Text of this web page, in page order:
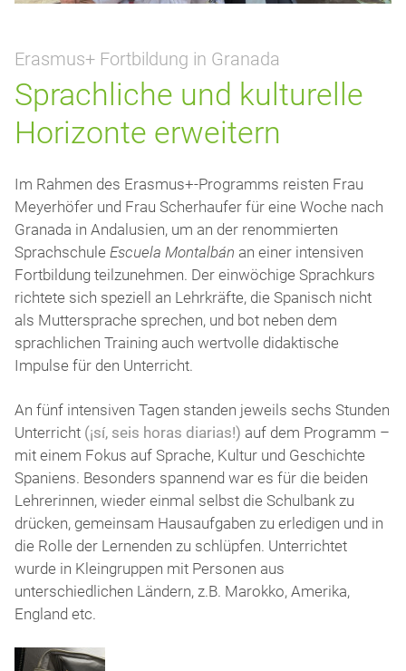
Erasmus+ Fortbildung in Granada
Sprachliche und kulturelle
Horizonte erweitern
Im Rahmen des Erasmus+-Programms reisten Frau
Meyerhöfer und Frau Scherhaufer für eine Woche nach
Granada in Andalusien, um an der renommierten
Sprachschule Escuela Montalbán an einer intensiven
Fortbildung teilzunehmen. Der einwöchige Sprachkurs
richtete sich speziell an Lehrkräfte, die Spanisch nicht
als Muttersprache sprechen, und bot neben dem
sprachlichen Training auch wertvolle didaktische
Impulse für den Unterricht.
An fünf intensiven Tagen standen jeweils sechs Stunden
Unterricht (¡sí, seis horas diarias!) auf dem Programm –
mit einem Fokus auf Sprache, Kultur und Geschichte
Spaniens. Besonders spannend war es für die beiden
Lehrerinnen, wieder einmal selbst die Schulbank zu
drücken, gemeinsam Hausaufgaben zu erledigen und in
die Rolle der Lernenden zu schlüpfen. Unterrichtet
wurde in Kleingruppen mit Personen aus
unterschiedlichen Ländern, z.B. Marokko, Amerika,
England etc.